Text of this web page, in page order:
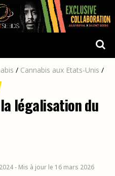
/ Cannabis aux Etats-Unis /
légalisation du
- Mis à jour le 16 mars 2026